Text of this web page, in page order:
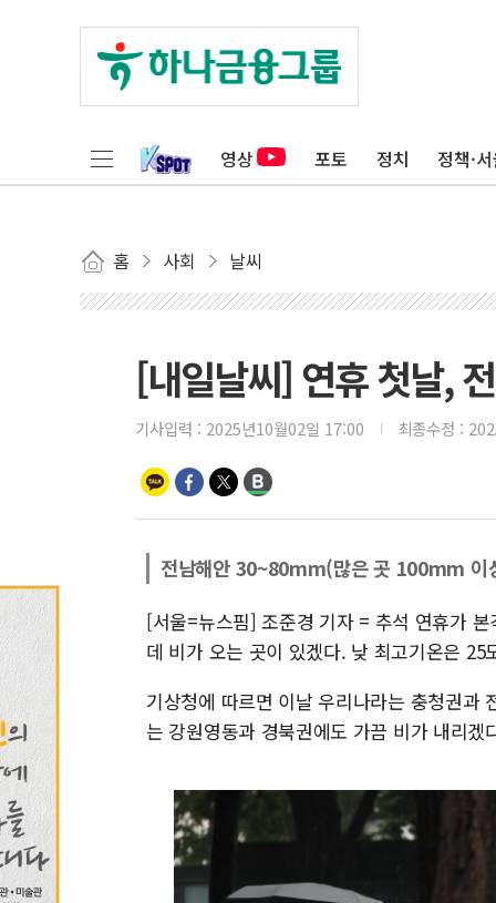
영상 포토 정치 정책·
홈 사회 날씨
[내일날씨] 연휴 첫날,
기사입력 : 2025년10월02일 17:00 최종수정 :
전남해안 30~80mm(많은 곳 100mm 이
[서울=뉴스핌] 조준경 기자 = 추석 연휴가
데 비가 오는 곳이 있겠다. 낮 최고기온은 25
기상청에 따르면 이날 우리나라는 충청권과
는 강원영동과 경북권에도 가끔 비가 내리겠